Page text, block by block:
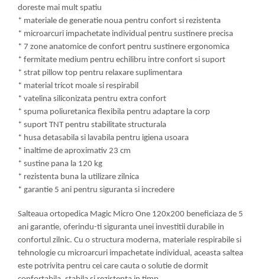
doreste mai mult spatiu
* materiale de generatie noua pentru confort si rezistenta
* microarcuri impachetate individual pentru sustinere precisa
* 7 zone anatomice de confort pentru sustinere ergonomica
* fermitate medium pentru echilibru intre confort si suport
* strat pillow top pentru relaxare suplimentara
* material tricot moale si respirabil
* vatelina siliconizata pentru extra confort
* spuma poliuretanica flexibila pentru adaptare la corp
* suport TNT pentru stabilitate structurala
* husa detasabila si lavabila pentru igiena usoara
* inaltime de aproximativ 23 cm
* sustine pana la 120 kg
* rezistenta buna la utilizare zilnica
* garantie 5 ani pentru siguranta si incredere
Salteaua ortopedica Magic Micro One 120x200 beneficiaza de 5
ani garantie, oferindu-ti siguranta unei investitii durabile in
confortul zilnic. Cu o structura moderna, materiale respirabile si
tehnologie cu microarcuri impachetate individual, aceasta saltea
este potrivita pentru cei care cauta o solutie de dormit